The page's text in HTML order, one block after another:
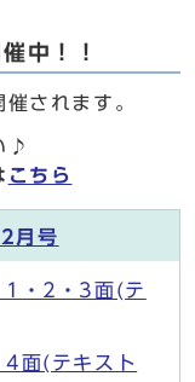
中！！
されます。
♪
こちら
月号
・2・3面(テ
面(テキスト